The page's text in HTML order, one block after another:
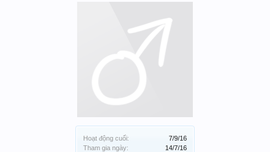
Hoạt động cuối:
7/9/16
Tham gia ngày:
14/7/16